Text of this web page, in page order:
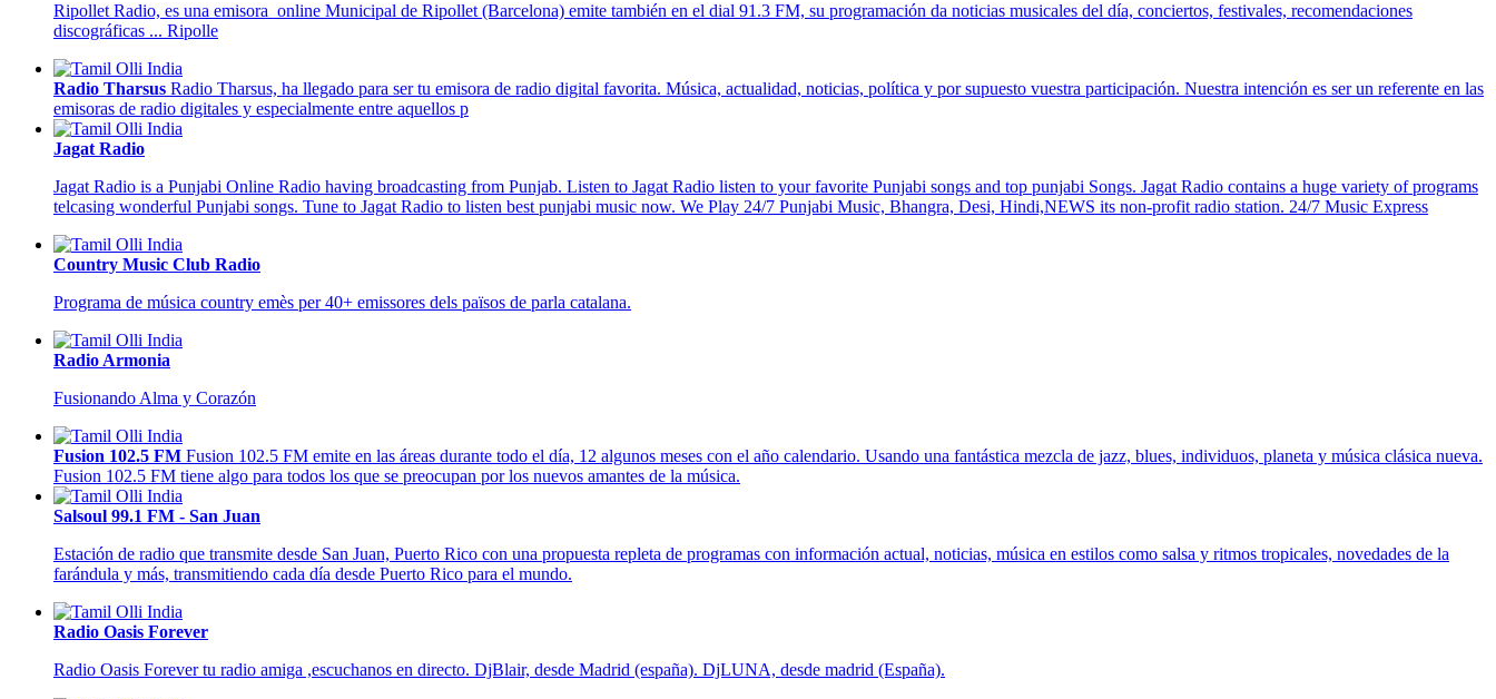
Ripollet Radio, es una emisora online Municipal de Ripollet (Barcelona) emite también en el dial 91.3 FM, su programación da noticias musicales del día, conciertos, festivales, recomendaciones
discográficas ... Ripolle
Radio Tharsus Radio Tharsus, ha llegado para ser tu emisora de radio digital favorita. Música, actualidad, noticias, política y por supuesto vuestra participación. Nuestra intención es ser un referente en las
emisoras de radio digitales y especialmente entre aquellos p
Jagat Radio
Jagat Radio is a Punjabi Online Radio having broadcasting from Punjab. Listen to Jagat Radio listen to your favorite Punjabi songs and top punjabi Songs. Jagat Radio contains a huge variety of programs
telcasing wonderful Punjabi songs. Tune to Jagat Radio to listen best punjabi music now. We Play 24/7 Punjabi Music, Bhangra, Desi, Hindi,NEWS its non-profit radio station. 24/7 Music Express
Country Music Club Radio
Programa de música country emès per 40+ emissores dels països de parla catalana.
Radio Armonia
Fusionando Alma y Corazón
Fusion 102.5 FM Fusion 102.5 FM emite en las áreas durante todo el día, 12 algunos meses con el año calendario. Usando una fantástica mezcla de jazz, blues, individuos, planeta y música clásica nueva.
Fusion 102.5 FM tiene algo para todos los que se preocupan por los nuevos amantes de la música.
Salsoul 99.1 FM - San Juan
Estación de radio que transmite desde San Juan, Puerto Rico con una propuesta repleta de programas con información actual, noticias, música en estilos como salsa y ritmos tropicales, novedades de la
farándula y más, transmitiendo cada día desde Puerto Rico para el mundo.
Radio Oasis Forever
Radio Oasis Forever tu radio amiga ,escuchanos en directo. DjBlair, desde Madrid (españa). DjLUNA, desde madrid (España).